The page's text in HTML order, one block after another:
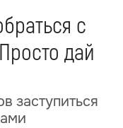
с
дай
заступиться